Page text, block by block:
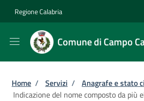
Regione Calabria
Comune di Campo
Briciole di pane
Home / Servizi / Anagrafe e stato
Indicazione del nome composto da più